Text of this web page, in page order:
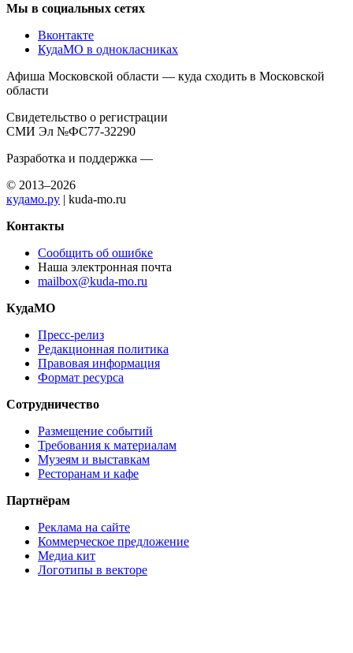
Мы в социальных сетях
Вконтакте
КудаМО в однокласниках
Афиша Московской области — куда сходить в Московской
области
Свидетельство о регистрации
СМИ Эл №ФС77-32290
Разработка и поддержка —
© 2013–2026
кудамо.ру | kuda-mo.ru
Контакты
Сообщить об ошибке
Наша электронная почта
mailbox@kuda-mo.ru
КудаМО
Пресс-релиз
Редакционная политика
Правовая информация
Формат ресурса
Сотрудничество
Размещение событий
Требования к материалам
Музеям и выставкам
Ресторанам и кафе
Партнёрам
Реклама на сайте
Коммерческое предложение
Медиа кит
Логотипы в векторе